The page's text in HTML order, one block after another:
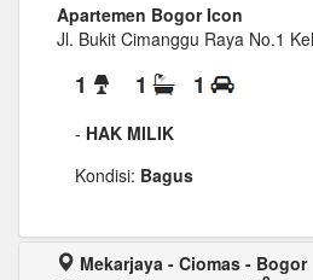
Apartemen Bogor Icon
Jl. Bukit Cimanggu Raya No.1
1 1 1
- HAK MILIK
Kondisi: Bagus
Mekarjaya - Ciomas - Bogor